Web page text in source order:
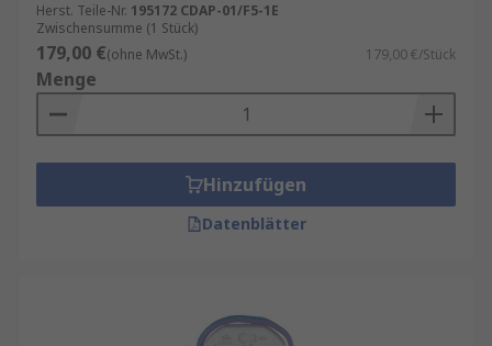
Herst. Teile-Nr. 195172 CDAP-01/F5-1E
Zwischensumme (1 Stück)
179,00 €(ohne MwSt.) 179,00 €/Stück
Menge
Hinzufügen
Datenblätter